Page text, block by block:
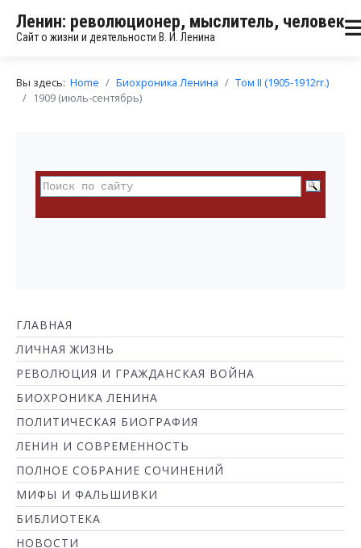
Ленин: революционер, мыслитель, человек
Сайт о жизни и деятельности В. И. Ленина
Вы здесь: Home Биохроника Ленина
Том II (1905-1912гг.)
1909 (июль-сентябрь)
ГЛАВНАЯ
ЛИЧНАЯ ЖИЗНЬ
РЕВОЛЮЦИЯ И ГРАЖДАНСКАЯ ВОЙНА
БИОХРОНИКА ЛЕНИНА
ПОЛИТИЧЕСКАЯ БИОГРАФИЯ
ЛЕНИН И СОВРЕМЕННОСТЬ
ПОЛНОЕ СОБРАНИЕ СОЧИНЕНИЙ
МИФЫ И ФАЛЬШИВКИ
БИБЛИОТЕКА
НОВОСТИ